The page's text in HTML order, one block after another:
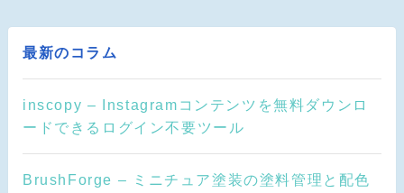
最新のコラム
inscopy – Instagramコンテンツを無料ダウンロ
ードできるログイン不要ツール
BrushForge – ミニチュア塗装の塗料管理と配色